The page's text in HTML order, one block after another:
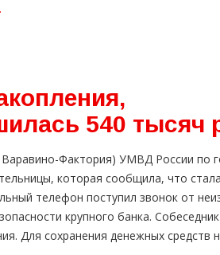
540 тысяч
Фактория) УМВД России по
которая сообщила, что
телефон поступил звонок от
крупного банка.
Для сохранения денежных средств